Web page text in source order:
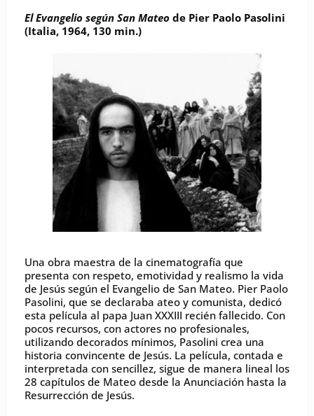
El Evangelio según San Mateo de Pier Paolo Pasolini
(Italia, 1964, 130 min.)
Una obra maestra de la cinematografía que
presenta con respeto, emotividad y realismo la vida
de Jesús según el Evangelio de San Mateo. Pier Paolo
Pasolini, que se declaraba ateo y comunista, dedicó
esta película al papa Juan XXXIII recién fallecido. Con
pocos recursos, con actores no profesionales,
utilizando decorados mínimos, Pasolini crea una
historia convincente de Jesús. La película, contada e
interpretada con sencillez, sigue de manera lineal los
28 capítulos de Mateo desde la Anunciación hasta la
Resurrección de Jesús.